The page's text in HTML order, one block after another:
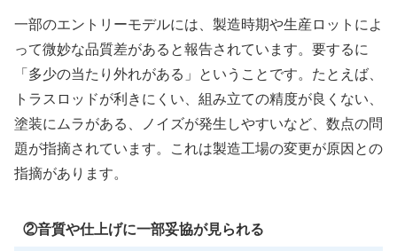
一部のエントリーモデルには、製造時期や生産ロットによ
って微妙な品質差があると報告されています。要するに
「多少の当たり外れがある」ということです。たとえば、
トラスロッドが利きにくい、組み立ての精度が良くない、
塗装にムラがある、ノイズが発生しやすいなど、数点の問
題が指摘されています。これは製造工場の変更が原因との
指摘があります。
②音質や仕上げに一部妥協が見られる